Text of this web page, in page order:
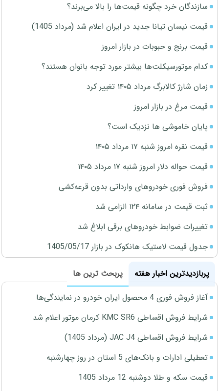
سازندگان خرد چگونه قیمت‌ها را بالا می‌برند؟
قیمت نیسان تیانا جدید در ایران اعلام شد (مرداد 1405)
قیمت برنج و حبوبات در بازار امروز
کدام موتورسیکلت‌ها بیشتر مورد توجه بانوان هستند؟
زمان شارژ کالابرگ مرداد ۱۴۰۵ تغییر کرد
قیمت مرغ در بازار امروز
پایان خاموشی ها نزدیک است؟
قیمت نقره امروز شنبه ۱۷ مرداد ۱۴۰۵
قیمت حواله دلار امروز شنبه ۱۷ مرداد ۱۴۰۵
فروش فوری خودروهای وارداتی بدون قرعه‌کشی
ثبت قیمت در سامانه ۱۲۴ الزامی شد
تغییرات ضوابط خودروهای برقی ابلاغ شد
جدول قیمت لاستیک هانکوک در بازار 1405/05/17
پربازدیدترین اخبار هفته
پربحث ترین ها
آغاز فروش فوری 4 محصول ایران خودرو در نمایندگی‌ها
شرایط فروش اقساطی KMC SR6 کرمان موتور اعلام شد
شرایط فروش اقساطی JAC J4 (مرداد 1405)
تعطیلی ادارات و بانک‌های 5 استان در روز چهارشنبه
قیمت سکه و طلا دوشنبه 12 مرداد 1405